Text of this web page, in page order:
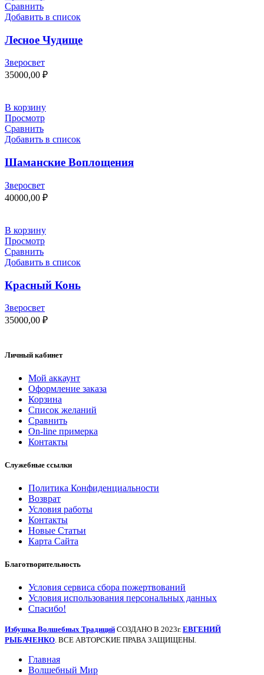
Сравнить
Добавить в список
Лесное Чудище
Зверосвет
35000,00 ₽
В корзину
Просмотр
Сравнить
Добавить в список
Шаманские Воплощения
Зверосвет
40000,00 ₽
В корзину
Просмотр
Сравнить
Добавить в список
Красный Конь
Зверосвет
35000,00 ₽
Личный кабинет
Мой аккаунт
Оформление заказа
Корзина
Список желаний
Сравнить
On-line примерка
Контакты
Служебные ссылки
Политика Конфиденциальности
Возврат
Условия работы
Контакты
Новые Статьи
Карта Сайта
Благотворительность
Условия сервиса сбора пожертвований
Условия использования персональных данных
Спасибо!
Избушка Волшебных Традиций СОЗДАНО В 2023г. ЕВГЕНИЙ
РЫБАЧЕНКО. ВСЕ АВТОРСКИЕ ПРАВА ЗАЩИЩЕНЫ.
Главная
Волшебный Мир